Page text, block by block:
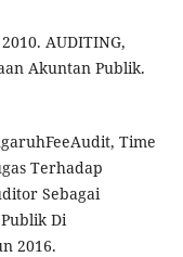
AUDITING,
Akuntan Publik.
Time
Terhadap
Sebagai
Di
2016.